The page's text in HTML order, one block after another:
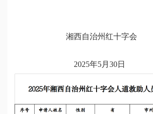
湘西自治州红十字会
2025年5月30日